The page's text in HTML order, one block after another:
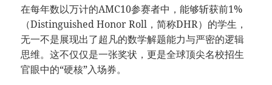
在每年数以万计的AMC10参赛者中，能够斩获前1%
（Distinguished Honor Roll，简称DHR）的学生，
无一不是展现出了超凡的数学解题能力与严密的逻辑
思维。这不仅仅是一张奖状，更是全球顶尖名校招生
官眼中的“硬核”入场券。